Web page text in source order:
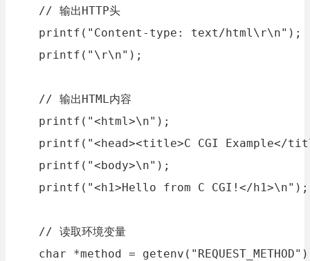
    // 输出HTTP头
    printf("Content-type: text/html\r\n");
    printf("\r\n");
    // 输出HTML内容
    printf("<html>\n");
printf("<head><title>C CGI Example</
    printf("<body>\n");
    printf("<h1>Hello from C CGI!</h1>\n");
    // 读取环境变量
char *method =